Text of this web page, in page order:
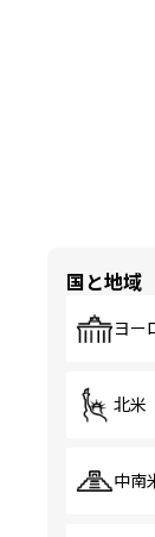
国と地域
ヨー
北米
中南